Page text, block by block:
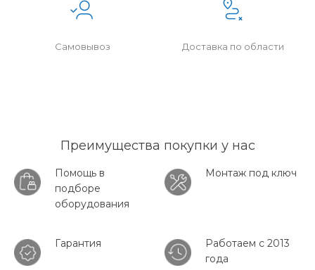
Самовывоз Доставка по области
Преимущества покупки у нас
Помощь в
подборе
оборудования
Монтаж под ключ
Гарантия
Работаем с 2013
года